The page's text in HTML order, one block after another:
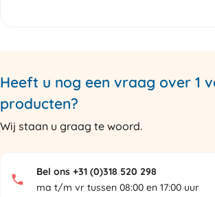
Heeft u nog een vraag over 1
producten?
Wij staan u graag te woord.
Bel ons +31 (0)318 520 298
ma t/m vr tussen 08:00 en 17:00 uur